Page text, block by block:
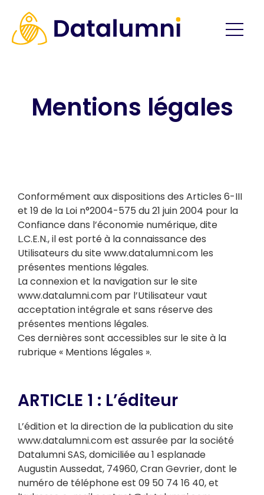
Mentions légales
Conformément aux dispositions des Articles 6-III
et 19 de la Loi n°2004-575 du 21 juin 2004 pour la
Confiance dans l’économie numérique, dite
L.C.E.N., il est porté à la connaissance des
Utilisateurs du site www.datalumni.com les
présentes mentions légales.
La connexion et la navigation sur le site
www.datalumni.com par l’Utilisateur vaut
acceptation intégrale et sans réserve des
présentes mentions légales.
Ces dernières sont accessibles sur le site à la
rubrique « Mentions légales ».
ARTICLE 1 : L’éditeur
L’édition et la direction de la publication du site
www.datalumni.com est assurée par la société
Datalumni SAS, domiciliée au 1 esplanade
Augustin Aussedat, 74960, Cran Gevrier, dont le
numéro de téléphone est 09 50 74 16 40, et